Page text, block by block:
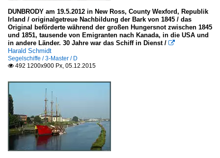
DUNBRODY am 19.5.2012 in New Ross, County Wexford, Republik
Irland / originalgetreue Nachbildung der Bark von 1845 / das
Original beförderte während der großen Hungersnot zwischen 1845
und 1851, tausende von Emigranten nach Kanada, in die USA und
in andere Länder. 30 Jahre war das Schiff in Dienst / 
Harald Schmidt
Segelschiffe / 3-Master / D
 492 1200x900 Px, 05.12.2015